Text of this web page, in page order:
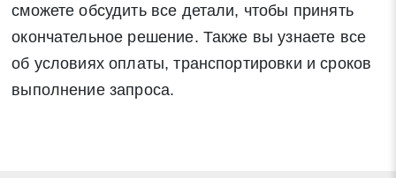
сможете обсудить все детали, чтобы принять
окончательное решение. Также вы узнаете все
об условиях оплаты, транспортировки и сроков
выполнение запроса.